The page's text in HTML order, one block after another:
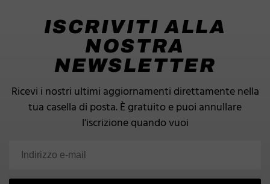
ISCRIVITI ALLA
NOSTRA
NEWSLETTER
Ricevi i nostri ultimi aggiornamenti direttamente nella
tua casella di posta.È gratuito e puoi annullare
l'iscrizione quando vuoi